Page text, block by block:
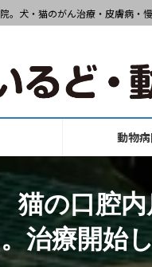
。犬・猫のがん治療・皮膚病・
動物
の口腔内
治療開始